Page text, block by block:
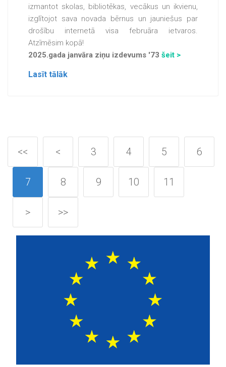
izmantot skolas, bibliotēkas, vecākus un ikvienu,
izglītojot sava novada bērnus un jauniešus par
drošību internetā visa februāra ietvaros.
Atzīmēsim kopā!
2025.gada janvāra ziņu izdevums '73 šeit >
Lasīt tālāk
<< < 3 4 5 6
7 8 9 10 11
> >>